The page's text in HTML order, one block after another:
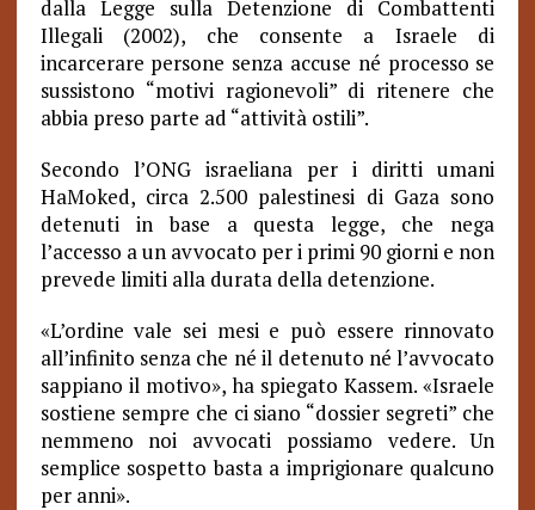
dalla Legge sulla Detenzione di Combattenti
Illegali (2002), che consente a Israele di
incarcerare persone senza accuse né processo se
sussistono “motivi ragionevoli” di ritenere che
abbia preso parte ad “attività ostili”.
Secondo l’ONG israeliana per i diritti umani
HaMoked, circa 2.500 palestinesi di Gaza sono
detenuti in base a questa legge, che nega
l’accesso a un avvocato per i primi 90 giorni e non
prevede limiti alla durata della detenzione.
«L’ordine vale sei mesi e può essere rinnovato
all’infinito senza che né il detenuto né l’avvocato
sappiano il motivo», ha spiegato Kassem. «Israele
sostiene sempre che ci siano “dossier segreti” che
nemmeno noi avvocati possiamo vedere. Un
semplice sospetto basta a imprigionare qualcuno
per anni».